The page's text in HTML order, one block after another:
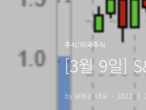
주식/미국주식
[3월 9일]
by 원하는 대로 2022. 3.